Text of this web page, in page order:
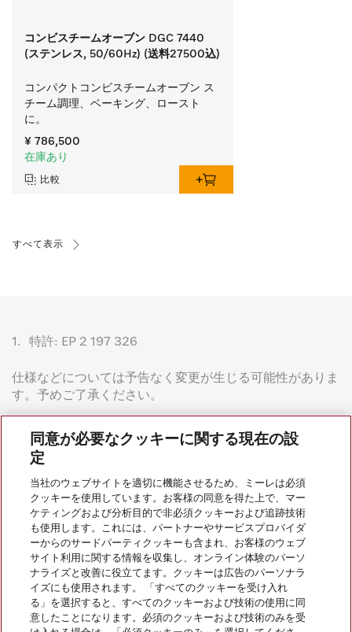
コンビスチームオーブン DGC 7440
(ステンレス, 50/60Hz) (送料27500込)
コンパクトコンビスチームオーブン ス
チーム調理、ベーキング、ロースト
に。
¥ 786,500
在庫あり
比較
すべて表示
1. 特許: EP 2 197 326
仕様などについては予告なく変更が生じる可能性がありま
す。予めご了承ください。
会社案内
サービス
同意が必要なクッキーに関する現在の設
定
当社のウェブサイトを適切に機能させるため、ミーレは必須
クッキーを使用しています。お客様の同意を得た上で、マー
ケティングおよび分析目的で非必須クッキーおよび追跡技術
も使用します。これには、パートナーやサービスプロバイダ
ーからのサードパーティクッキーも含まれ、お客様のウェブ
サイト利用に関する情報を収集し、オンライン体験のパーソ
ナライズと改善に役立てます。クッキーは広告のパーソナラ
イズにも使用されます。 「すべてのクッキーを受け入れ
る」を選択すると、すべてのクッキーおよび技術の使用に同
意したことになります。必須のクッキーおよび技術のみを受